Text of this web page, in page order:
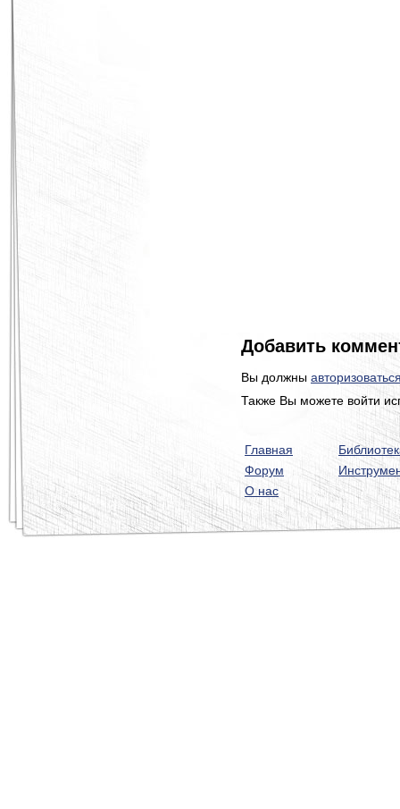
Добавить
Вы должны
Также Вы можете войти
Главная
Форум
О нас